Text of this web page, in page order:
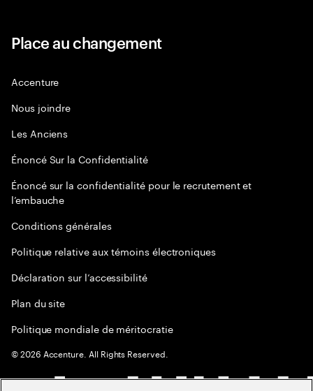
Place au changement
Accenture
Nous joindre
Les Anciens
Énoncé Sur la Confidentialité
Énoncé sur la confidentialité pour le recrutement et
l’embauche
Conditions générales
Politique relative aux témoins électroniques
Déclaration sur l’accessibilité
Plan du site
Politique mondiale de méritocratie
©2026 Accenture. All Rights Reserved.